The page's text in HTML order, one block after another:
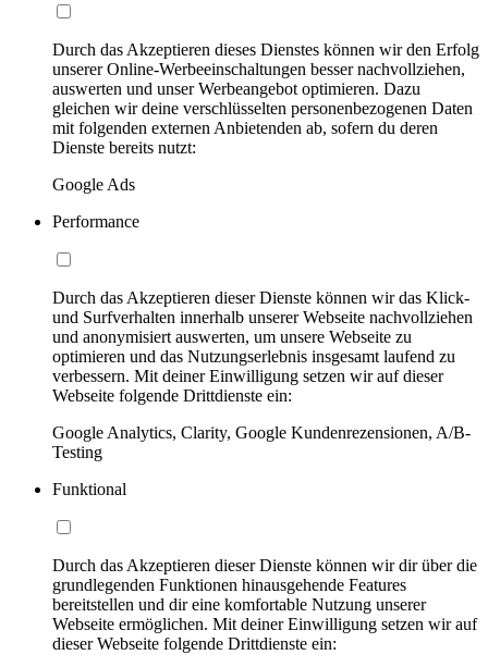
Durch das Akzeptieren dieses Dienstes können wir den Erfolg
unserer Online-Werbeeinschaltungen besser nachvollziehen,
auswerten und unser Werbeangebot optimieren. Dazu
gleichen wir deine verschlüsselten personenbezogenen Daten
mit folgenden externen Anbietenden ab, sofern du deren
Dienste bereits nutzt:
Google Ads
Performance
Durch das Akzeptieren dieser Dienste können wir das Klick-
und Surfverhalten innerhalb unserer Webseite nachvollziehen
und anonymisiert auswerten, um unsere Webseite zu
optimieren und das Nutzungserlebnis insgesamt laufend zu
verbessern. Mit deiner Einwilligung setzen wir auf dieser
Webseite folgende Drittdienste ein:
Google Analytics, Clarity, Google Kundenrezensionen, A/B-
Testing
Funktional
Durch das Akzeptieren dieser Dienste können wir dir über die
grundlegenden Funktionen hinausgehende Features
bereitstellen und dir eine komfortable Nutzung unserer
Webseite ermöglichen. Mit deiner Einwilligung setzen wir auf
dieser Webseite folgende Drittdienste ein: